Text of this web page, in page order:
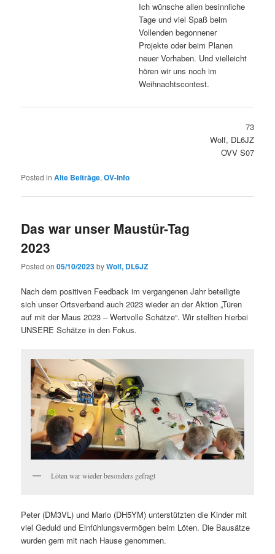
Ich wünsche allen besinnliche
Tage und viel Spaß beim
Vollenden begonnener
Projekte oder beim Planen
neuer Vorhaben. Und vielleicht
hören wir uns noch im
Weihnachtscontest.
73
Wolf, DL6JZ
OVV S07
Posted in Alte Beiträge,OV-Info
Das war unser Maustür-Tag
2023
Posted on05/10/2023byWolf, DL6JZ
Nach dem positiven Feedback im vergangenen Jahr beteiligte
sich unser Ortsverband auch 2023 wieder an der Aktion „Türen
auf mit der Maus 2023 – Wertvolle Schätze“. Wir stellten hierbei
UNSERE Schätze in den Fokus.
Löten war wieder besonders gefragt
Peter (DM3VL) und Mario (DH5YM) unterstützten die Kinder mit
viel Geduld und Einfühlungsvermögen beim Löten. Die Bausätze
wurden gern mit nach Hause genommen.